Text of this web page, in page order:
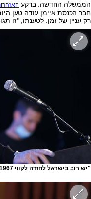
הממשלה החדשה. ברקע
רק עניין של זמן. לטענתו, "זו
"יש רוב בישראל לחזרה לקווי 1967". ח"כ עודה